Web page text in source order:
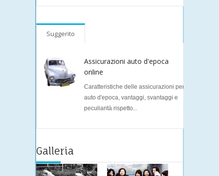
Suggerito
Assicurazioni auto d'epoca
online
Caratteristiche delle assicurazioni per
auto d'epoca, vantaggi, svantaggi e
peculiarità rispetto...
Galleria